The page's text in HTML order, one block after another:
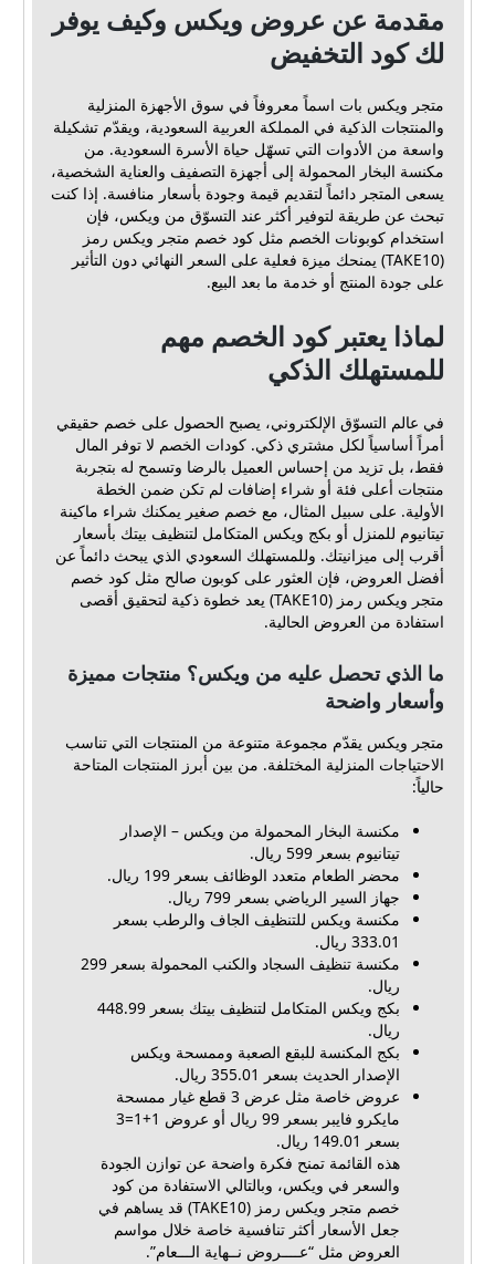
مقدمة عن عروض ويكس وكيف يوفر
لك كود التخفيض
متجر ويكس بات اسماً معروفاً في سوق الأجهزة المنزلية
والمنتجات الذكية في المملكة العربية السعودية، ويقدّم تشكيلة
واسعة من الأدوات التي تسهّل حياة الأسرة السعودية. من
مكنسة البخار المحمولة إلى أجهزة التصفيف والعناية الشخصية،
يسعى المتجر دائماً لتقديم قيمة وجودة بأسعار منافسة. إذا كنت
تبحث عن طريقة لتوفير أكثر عند التسوّق من ويكس، فإن
استخدام كوبونات الخصم مثل كود خصم متجر ويكس رمز
(TAKE10) يمنحك ميزة فعلية على السعر النهائي دون التأثير
على جودة المنتج أو خدمة ما بعد البيع.
لماذا يعتبر كود الخصم مهم
للمستهلك الذكي
في عالم التسوّق الإلكتروني، يصبح الحصول على خصم حقيقي
أمراً أساسياً لكل مشتري ذكي. كودات الخصم لا توفر المال
فقط، بل تزيد من إحساس العميل بالرضا وتسمح له بتجربة
منتجات أعلى فئة أو شراء إضافات لم تكن ضمن الخطة
الأولية. على سبيل المثال، مع خصم صغير يمكنك شراء ماكينة
تيتانيوم للمنزل أو بكج ويكس المتكامل لتنظيف بيتك بأسعار
أقرب إلى ميزانيتك. وللمستهلك السعودي الذي يبحث دائماً عن
أفضل العروض، فإن العثور على كوبون صالح مثل كود خصم
متجر ويكس رمز (TAKE10) يعد خطوة ذكية لتحقيق أقصى
استفادة من العروض الحالية.
ما الذي تحصل عليه من ويكس؟ منتجات مميزة
وأسعار واضحة
متجر ويكس يقدّم مجموعة متنوعة من المنتجات التي تناسب
الاحتياجات المنزلية المختلفة. من بين أبرز المنتجات المتاحة
حالياً:
مكنسة البخار المحمولة من ويكس – الإصدار
تيتانيوم بسعر 599 ريال.
محضر الطعام متعدد الوظائف بسعر 199 ريال.
جهاز السير الرياضي بسعر 799 ريال.
مكنسة ويكس للتنظيف الجاف والرطب بسعر
333.01 ريال.
مكنسة تنظيف السجاد والكنب المحمولة بسعر 299
ريال.
بكج ويكس المتكامل لتنظيف بيتك بسعر 448.99
ريال.
بكج المكنسة للبقع الصعبة وممسحة ويكس
الإصدار الحديث بسعر 355.01 ريال.
عروض خاصة مثل عرض 3 قطع غيار ممسحة
مايكرو فايبر بسعر 99 ريال أو عروض 1+1=3
بسعر 149.01 ريال.
هذه القائمة تمنح فكرة واضحة عن توازن الجودة
والسعر في ويكس، وبالتالي الاستفادة من كود
خصم متجر ويكس رمز (TAKE10) قد يساهم في
جعل الأسعار أكثر تنافسية خاصة خلال مواسم
العروض مثل “عــــروض نــهاية الـــعام”.